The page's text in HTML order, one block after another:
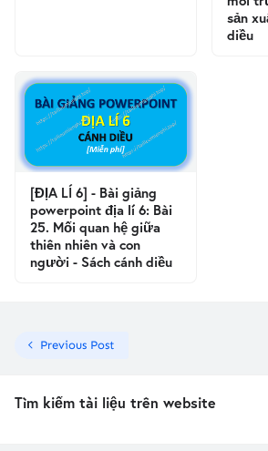
sản
diều
[ĐỊA LÍ 6] - Bài giảng
powerpoint địa lí 6: Bài
25. Mối quan hệ giữa
thiên nhiên và con
người - Sách cánh diều
Previous Post
Tìm kiếm tài liệu trên website